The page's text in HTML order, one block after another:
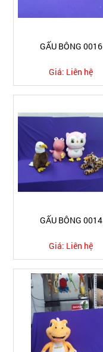
GẤU BÔNG 0016
Giá: Liên hệ
GẤU BÔNG 0014
Giá: Liên hệ